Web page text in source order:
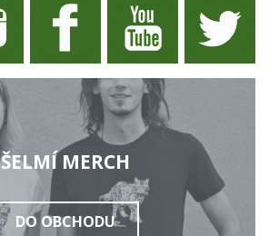
ŠELMÍ MERCH
DO OBCHODU